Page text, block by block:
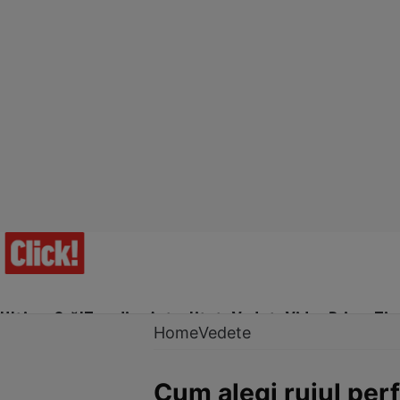
Ultima Oră!Trending Actualitate Vedete Video Prime Time
HomeVedete
Cum alegi rujul